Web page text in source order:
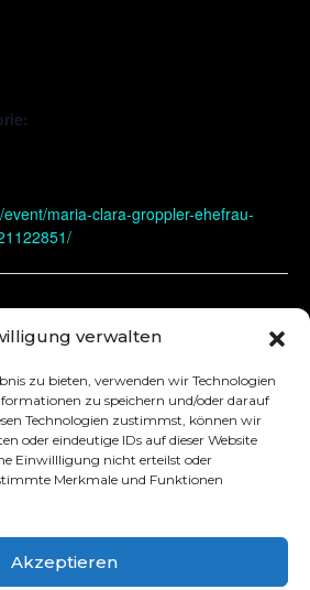
verwalten
zu bieten, verwenden wir Technologien
zu speichern und/oder darauf
Technologien zustimmst, können wir
oder eindeutige IDs auf dieser Website
Einwillligung nicht erteilst oder
Merkmale und Funktionen
Akzeptieren
maria-clara-groppler-ehefrau-